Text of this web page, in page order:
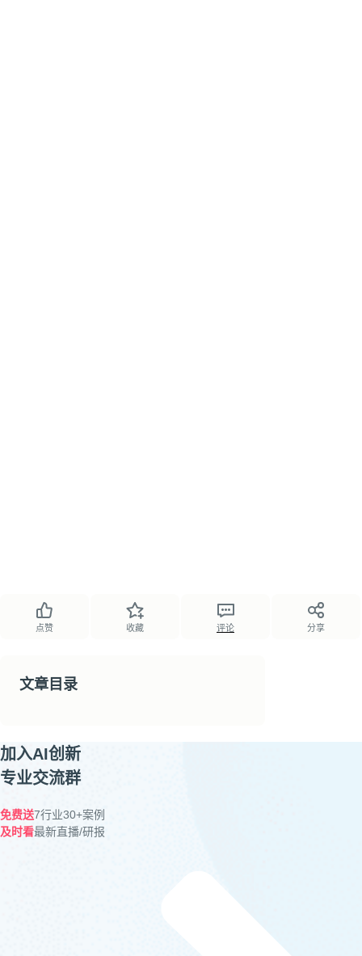
点赞 收藏 评论 分享
文章目录
加入AI创新
专业交流群
免费送7行业30+案例
及时看最新直播/研报